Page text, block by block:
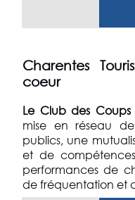
Charentes
coeur
Le Club des
mise en réseau
publics, une
et de
performances de
de fréquentation et